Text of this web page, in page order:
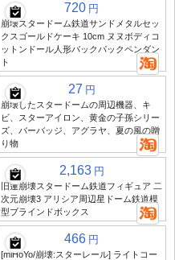
720 円
崩壊スタードーム鉄道サンドメタルセッ
クスゴールドケーキ 10cm ヌヌボディコ
ットンドール人形バックパックペンダン
ト
27 円
崩壊したスタードームの周辺機器、キ
ビ、スターアイロン、黄金の子孫シリー
ズ、バーバッジ、アグラヤ、夏の風の贈
り物
2,163 円
旧蓮崩壊スタードーム鉄道フィギュア 二
次元崩壊3 アリシア周辺星ドーム鉄道模
型ブラインドボックス
466 円
[miHoYo/崩壊:スターレール] ライトコー